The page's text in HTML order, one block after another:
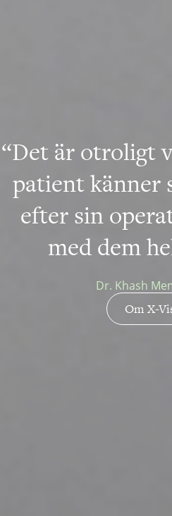
“Det är otroligt
patient känner
efter sin
med dem
Dr. Khash
Om X-